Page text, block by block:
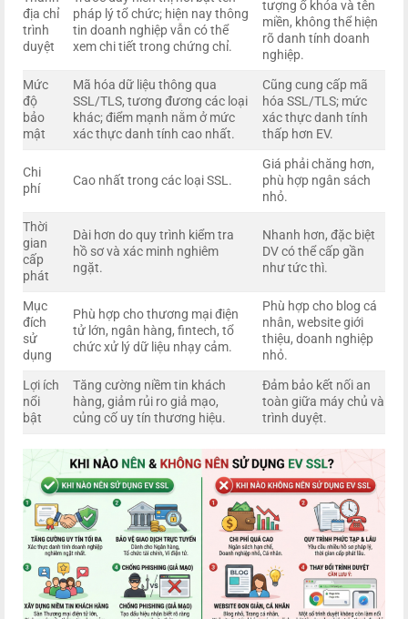
địa chỉ
trình
duyệt
pháp lý tổ chức; hiện nay thông
tin doanh nghiệp vẫn có thể
xem chi tiết trong chứng chỉ.
tượng ổ khóa và tên
miền, không thể hiện
rõ danh tính doanh
nghiệp.
Mức
độ
bảo
mật
Mã hóa dữ liệu thông qua
SSL/TLS, tương đương các loại
khác; điểm mạnh nằm ở mức
xác thực danh tính cao nhất.
Cũng cung cấp mã
hóa SSL/TLS; mức
xác thực danh tính
thấp hơn EV.
Chi
phí
Cao nhất trong các loại SSL.
Giá phải chăng hơn,
phù hợp ngân sách
nhỏ.
Thời
gian
cấp
phát
Dài hơn do quy trình kiểm tra
hồ sơ và xác minh nghiêm
ngặt.
Nhanh hơn, đặc biệt
DV có thể cấp gần
như tức thì.
Mục
đích
sử
dụng
Phù hợp cho thương mại điện
tử lớn, ngân hàng, fintech, tổ
chức xử lý dữ liệu nhạy cảm.
Phù hợp cho blog cá
nhân, website giới
thiệu, doanh nghiệp
nhỏ.
Lợi ích
nổi
bật
Tăng cường niềm tin khách
hàng, giảm rủi ro giả mạo,
củng cố uy tín thương hiệu.
Đảm bảo kết nối an
toàn giữa máy chủ và
trình duyệt.